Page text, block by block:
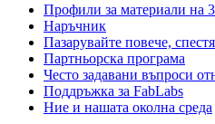
Профили за материали на
Наръчник
Пазарувайте повече,
Партньорска програма
Често задавани въпроси
Поддръжка за FabLabs
Ние и нашата околна среда